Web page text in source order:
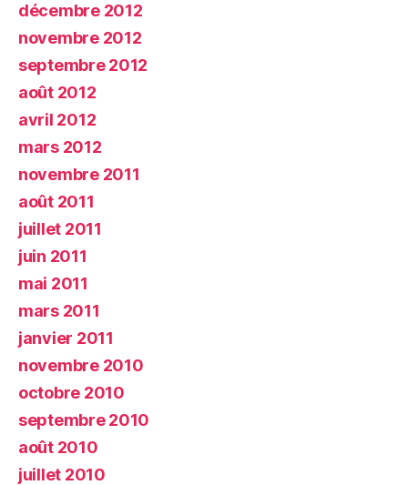
décembre 2012
novembre 2012
septembre 2012
août 2012
avril 2012
mars 2012
novembre 2011
août 2011
juillet 2011
juin 2011
mai 2011
mars 2011
janvier 2011
novembre 2010
octobre 2010
septembre 2010
août 2010
juillet 2010